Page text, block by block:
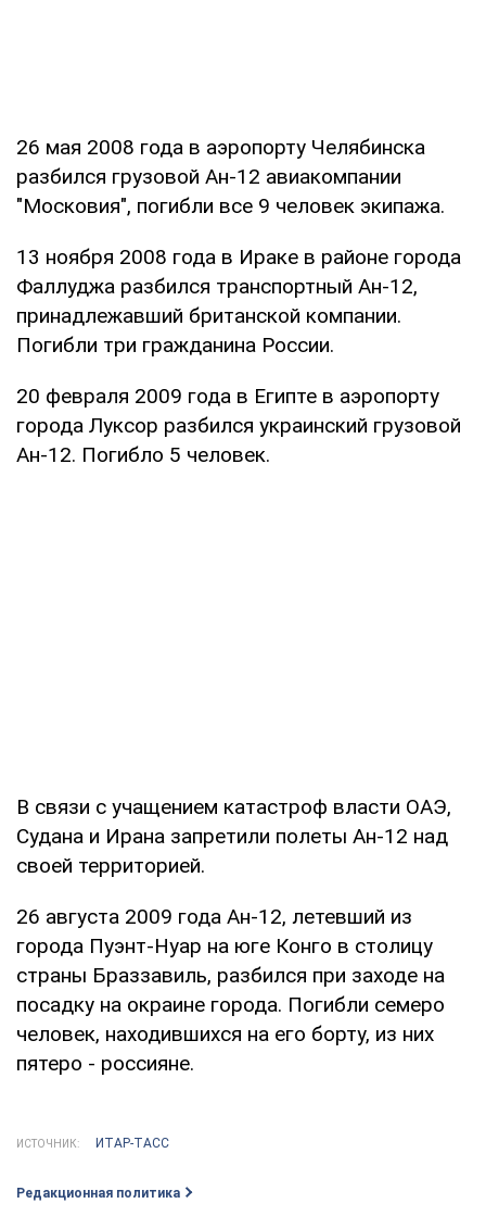
26 мая 2008 года в аэропорту Челябинска
разбился грузовой Ан-12 авиакомпании
"Московия", погибли все 9 человек экипажа.
13 ноября 2008 года в Ираке в районе города
Фаллуджа разбился транспортный Ан-12,
принадлежавший британской компании.
Погибли три гражданина России.
20 февраля 2009 года в Египте в аэропорту
города Луксор разбился украинский грузовой
Ан-12. Погибло 5 человек.
В связи с учащением катастроф власти ОАЭ,
Судана и Ирана запретили полеты Ан-12 над
своей территорией.
26 августа 2009 года Ан-12, летевший из
города Пуэнт-Нуар на юге Конго в столицу
страны Браззавиль, разбился при заходе на
посадку на окраине города. Погибли семеро
человек, находившихся на его борту, из них
пятеро - россияне.
ИСТОЧНИК: ИТАР-ТАСС
Редакционная политика